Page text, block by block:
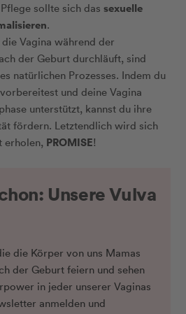
sollte sich das sexuelle
.
Vagina während der
der Geburt durchläuft, sind
natürlichen Prozesses. Indem du
und deine Vagina
unterstützt, kannst du ihre
fördern. Letztendlich wird sich
erholen, PROMISE!
Unsere Vulva
die Körper von uns Mamas
der Geburt feiern und sehen
in jeder unserer Vaginas
anmelden und